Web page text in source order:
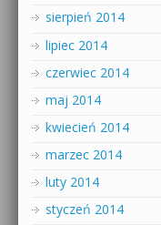
sierpień 2014
lipiec 2014
czerwiec 2014
maj 2014
kwiecień 2014
marzec 2014
luty 2014
styczeń 2014